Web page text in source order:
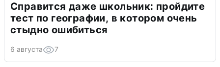
Справится даже школьник: пройдите
тест по географии, в котором очень
стыдно ошибиться
6 августа 7